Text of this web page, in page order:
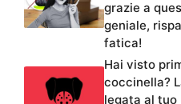
grazie a
geniale,
fatica!
Hai visto
coccinella?
legata al tuo